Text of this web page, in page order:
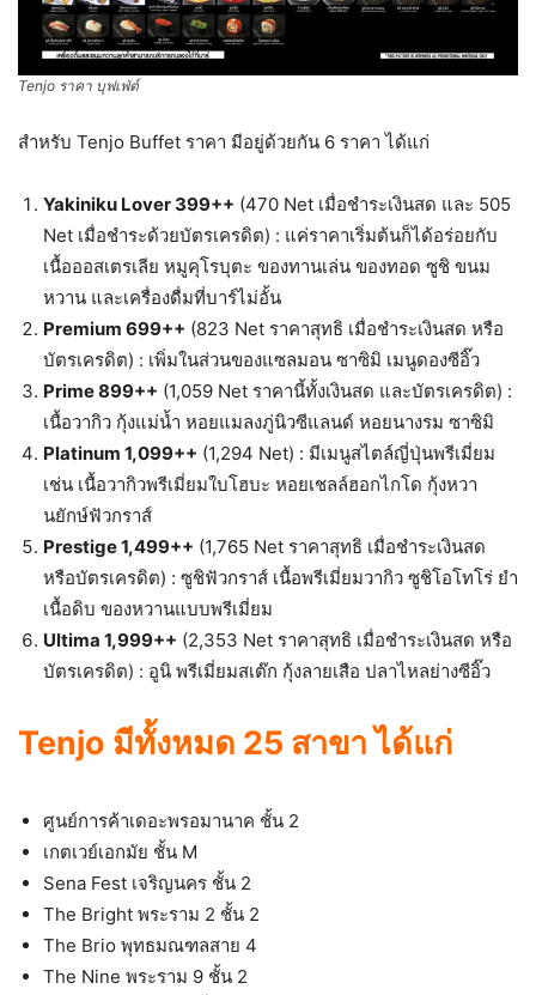
Tenjo ราคา บุฟเฟ่ต์
สำหรับ Tenjo Buffet ราคา มีอยู่ด้วยกัน 6 ราคา ได้แก่
Yakiniku Lover 399++ (470 Net เมื่อชำระเงินสด และ 505
Net เมื่อชำระด้วยบัตรเครดิต) : แค่ราคาเริ่มต้นก็ได้อร่อยกับ
เนื้อออสเตรเลีย หมูคุโรบุตะ ของทานเล่น ของทอด ซูชิ ขนม
หวาน และเครื่องดื่มที่บาร์ไม่อั้น
Premium 699++ (823 Net ราคาสุทธิ เมื่อชำระเงินสด หรือ
บัตรเครดิต) : เพิ่มในส่วนของแซลมอน ซาซิมิ เมนูดองซีอิ๊ว
Prime 899++ (1,059 Net ราคานี้ทั้งเงินสด และบัตรเครดิต) :
เนื้อวากิว กุ้งแม่น้ำ หอยแมลงภู่นิวซีแลนด์ หอยนางรม ซาซิมิ
Platinum 1,099++ (1,294 Net) : มีเมนูสไตล์ญี่ปุ่นพรีเมี่ยม
เช่น เนื้อวากิวพรีเมี่ยมใบโฮบะ หอยเชลล์ฮอกไกโด กุ้งหวา
นยักษ์ฟัวกราส์
Prestige 1,499++ (1,765 Net ราคาสุทธิ เมื่อชำระเงินสด
หรือบัตรเครดิต) : ซูชิฟัวกราส์ เนื้อพรีเมี่ยมวากิว ซูชิโอโทโร่ ยำ
เนื้อดิบ ของหวานแบบพรีเมี่ยม
Ultima 1,999++ (2,353 Net ราคาสุทธิ เมื่อชำระเงินสด หรือ
บัตรเครดิต) : อูนิ พรีเมี่ยมสเต๊ก กุ้งลายเสือ ปลาไหลย่างซีอิ๊ว
Tenjo มีทั้งหมด 25 สาขา ได้แก่
ศูนย์การค้าเดอะพรอมานาค ชั้น 2
เกตเวย์เอกมัย ชั้น M
Sena Fest เจริญนคร ชั้น 2
The Bright พระราม 2 ชั้น 2
The Brio พุทธมณฑลสาย 4
The Nine พระราม 9 ชั้น 2